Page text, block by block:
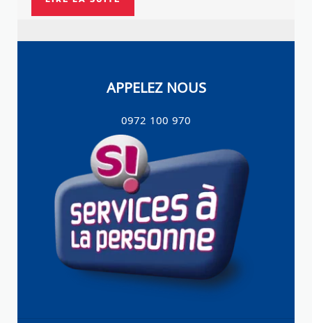
APPELEZ NOUS
0972 100 970